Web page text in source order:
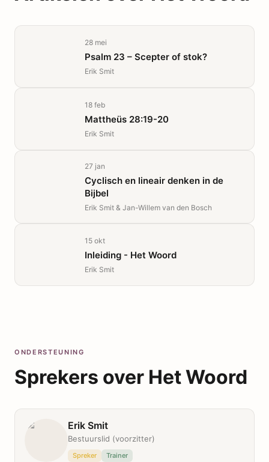
28 mei
Psalm 23 – Scepter of stok?
Erik Smit
18 feb
Mattheüs 28:19-20
Erik Smit
27 jan
Cyclisch en lineair denken in de
Bijbel
Erik Smit & Jan-Willem van den Bosch
15 okt
Inleiding - Het Woord
Erik Smit
ONDERSTEUNING
Sprekers over Het Woord
Erik Smit
Bestuurslid (voorzitter)
Spreker Trainer